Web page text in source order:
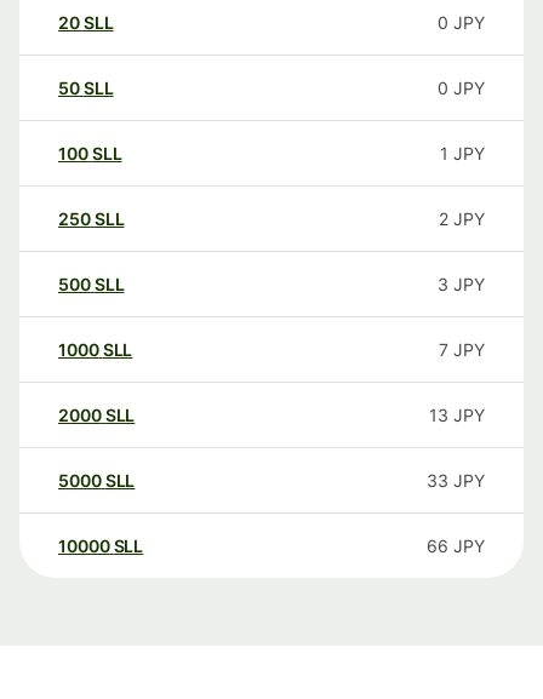
20SLL 0 JPY
50SLL 0 JPY
100SLL 1 JPY
250SLL 2 JPY
500SLL 3 JPY
1000SLL 7 JPY
2000SLL 13 JPY
5000SLL 33 JPY
10000 SLL 66 JPY